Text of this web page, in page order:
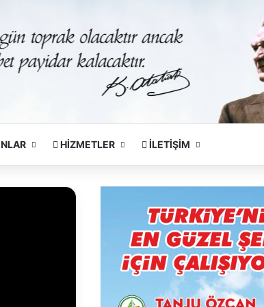
HİZMETLER İLETİŞİM